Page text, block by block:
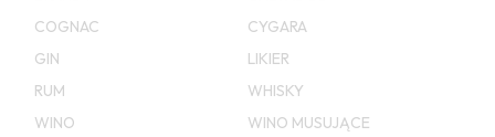
COGNAC
CYGARA
GIN
LIKIER
RUM
WHISKY
WINO
WINO MUSUJĄCE